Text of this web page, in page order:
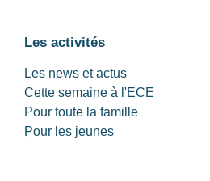
Les activités
Les news et actus
Cette semaine à l'ECE
Pour toute la famille
Pour les jeunes